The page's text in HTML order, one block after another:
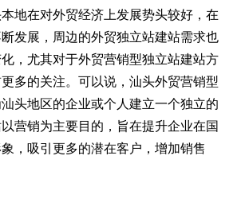
地在对外贸经济上发展势头较好，在
发展，周边的外贸独立站建站需求也
，尤其对于外贸营销型独立站建站方
多的关注。可以说，汕头外贸营销型
头地区的企业或个人建立一个独立的
营销为主要目的，旨在提升企业在国
，吸引更多的潜在客户，增加销售